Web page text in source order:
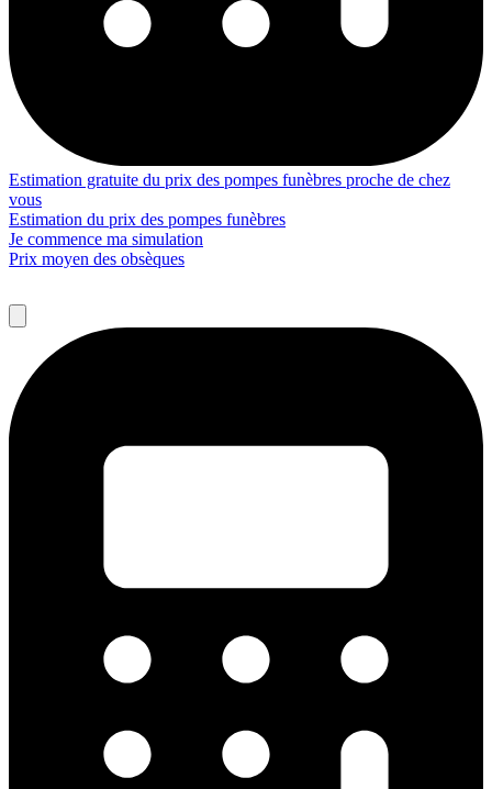
Estimation gratuite du prix des pompes funèbres proche de chez
vous
Estimation du prix des pompes funèbres
Je commence ma simulation
Prix moyen des obsèques